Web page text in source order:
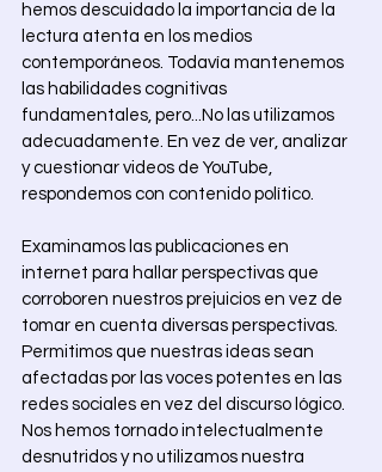
hemos descuidado la importancia de la
lectura atenta en los medios
contemporáneos. Todavía mantenemos
las habilidades cognitivas
fundamentales, pero...No las utilizamos
adecuadamente. En vez de ver, analizar
y cuestionar videos de YouTube,
respondemos con contenido político.
Examinamos las publicaciones en
internet para hallar perspectivas que
corroboren nuestros prejuicios en vez de
tomar en cuenta diversas perspectivas.
Permitimos que nuestras ideas sean
afectadas por las voces potentes en las
redes sociales en vez del discurso lógico.
Nos hemos tornado intelectualmente
desnutridos y no utilizamos nuestra